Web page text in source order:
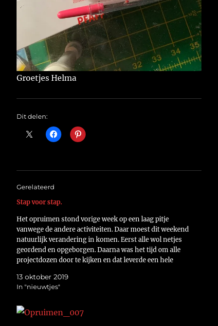
Groetjes Helma
Dit delen:
Gerelateerd
Stap voor stap.
Het opruimen stond vorige week op een laag pitje
vanwege de andere activiteiten. Daar moest dit weekend
natuurlijk verandering in komen. Eerst alle wol netjes
geordend en opgeborgen. Daarna was het tijd om alle
projectdozen door te kijken en dat leverde een hele
te…
13 oktober 2019
In "nieuwtjes"